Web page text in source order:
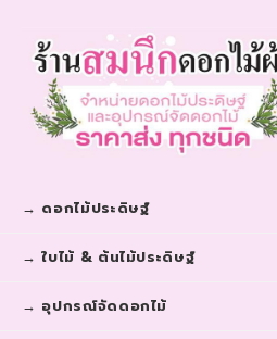
→ ดอกไม้ประดิษฐ์
→ ใบไม้ & ต้นไม้ประดิษฐ์
→ อุปกรณ์จัดดอกไม้